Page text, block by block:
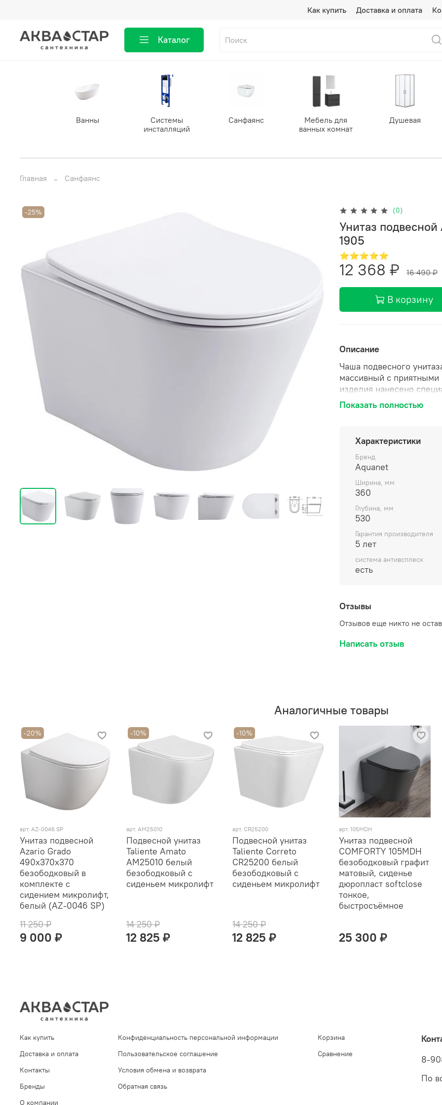
Как купить Доставка и оплата
Каталог
Ванны
Системы
инсталляций
Санфаянс
Мебель для
ванных комнат
Душевая
Главная Санфаянс
-25% (0)
Унитаз
1905
⭐⭐⭐⭐⭐
12 368 ₽ 16 490 ₽
В корзину
Описание
Чаша подвесного
массивный с
изделия нанесено
способствующее
нечистоты не
механизмом плавного
микролифт. Для
навешивания на
Подвесной унитаз из
коллекции
компактной.
При использовании в
гарантийный срок на
Показать полностью
Характеристики
Бренд
Aquanet
Ширина, мм
360
Глубина, мм
530
Гарантия производителя
5 лет
система антивсплеск
есть
Отзывы
Отзывов еще никто не
Написать отзыв
Аналогичные товары
-20%
арт. AZ-0046 SP
Унитаз подвесной
Azario Grado
490х370х370
безободковый в
комплекте с
сидением микролифт,
белый (AZ-0046 SP)
11 250 ₽
9 000 ₽
-10%
арт. AM25010
Подвесной унитаз
Taliente Amato
AM25010 белый
безободковый с
сиденьем микролифт
14 250 ₽
12 825 ₽
-10%
арт. CR25200
Подвесной унитаз
Taliente Correto
CR25200 белый
безободковый с
сиденьем микролифт
14 250 ₽
12 825 ₽
арт. 105MDH
Унитаз подвесной
COMFORTY 105MDH
безободковый графит
матовый, сиденье
дюропласт softclose
тонкое,
быстросъёмное
25 300 ₽
Как купить
Доставка и оплата
Контакты
Бренды
О компании
Конфиденциальность персональной информации
Пользовательское соглашение
Условия обмена и возврата
Обратная связь
Корзина
Сравнение
8-
По